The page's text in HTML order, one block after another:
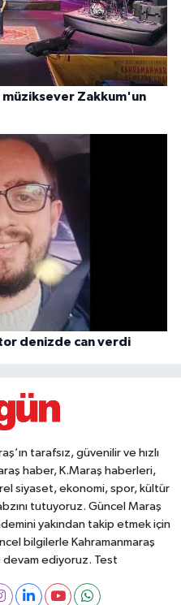
müziksever Zakkum'un
denizde can verdi
tarafsız, güvenilir ve hızlı
haber, K.Maraş haberleri,
siyaset, ekonomi, spor, kültür
tutuyoruz. Güncel Maraş
yakından takip etmek için
bilgilerle Kahramanmaraş
devam ediyoruz. Test